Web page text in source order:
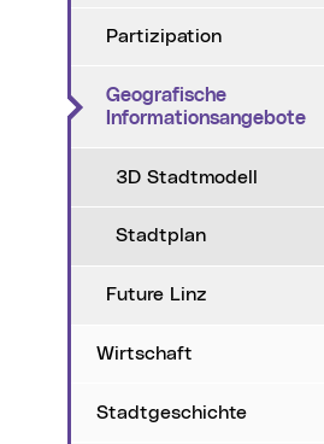
Partizipation
Geografische
Informationsangebote
3D Stadtmodell
Stadtplan
Future Linz
Wirtschaft
Stadtgeschichte